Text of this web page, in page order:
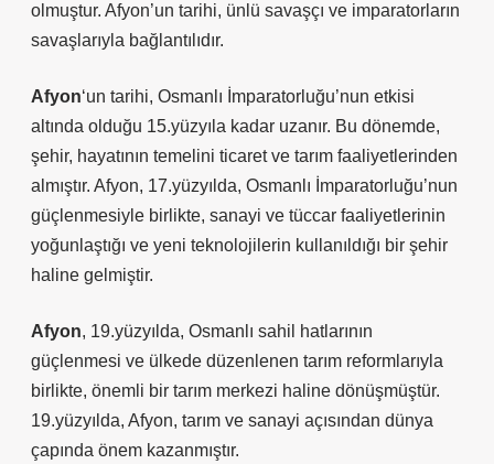
olmuştur. Afyon’un tarihi, ünlü savaşçı ve imparatorların
savaşlarıyla bağlantılıdır.
Afyon‘un tarihi, Osmanlı İmparatorluğu’nun etkisi
altında olduğu 15.yüzyıla kadar uzanır. Bu dönemde,
şehir, hayatının temelini ticaret ve tarım faaliyetlerinden
almıştır. Afyon, 17.yüzyılda, Osmanlı İmparatorluğu’nun
güçlenmesiyle birlikte, sanayi ve tüccar faaliyetlerinin
yoğunlaştığı ve yeni teknolojilerin kullanıldığı bir şehir
haline gelmiştir.
Afyon, 19.yüzyılda, Osmanlı sahil hatlarının
güçlenmesi ve ülkede düzenlenen tarım reformlarıyla
birlikte, önemli bir tarım merkezi haline dönüşmüştür.
19.yüzyılda, Afyon, tarım ve sanayi açısından dünya
çapında önem kazanmıştır.